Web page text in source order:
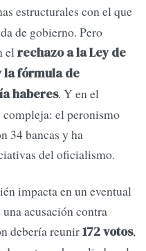
estructurales con el que
de gobierno. Pero
elrechazo a la Ley de
la fórmula de
haberes. Y en el
compleja: el peronismo
34 bancas y ha
del oficialismo.
impacta en un eventual
acusación contra
debería reunir172 votos,